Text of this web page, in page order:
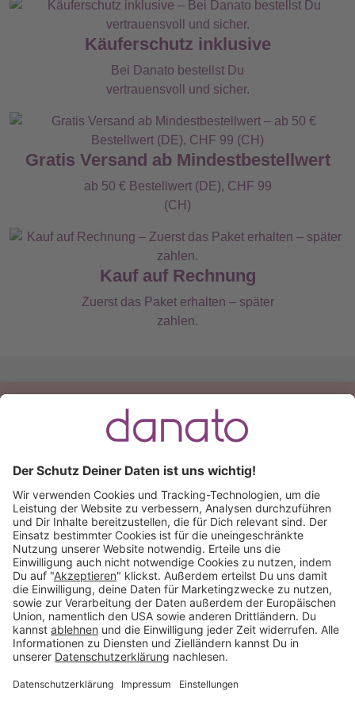
Käuferschutz inklusive
Bei Danato bestellst Du
vertrauensvoll und sicher.
Gratis Versand ab Mindestbestellwert
ab 50 € Bestellwert (DE), CHF 99
(CH)
Kauf auf Rechnung
Zuerst das Paket erhalten – später
zahlen.
Du hast eine Frage?
+49 (0) 511 51 56 0300
schreib uns eineE-Mail
Käuferschutz inklusive Kauf auf Rechnung
Mitglied im:
Deutschland